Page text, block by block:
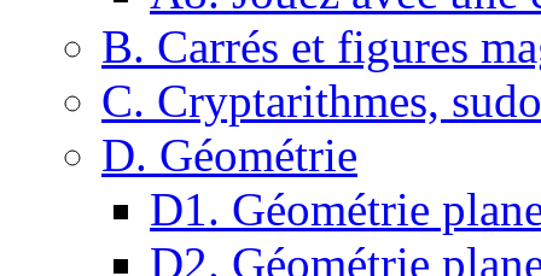
B. Carrés et figures
C. Cryptarithmes,
D. Géométrie
D1. Géométrie
D2. Géométrie